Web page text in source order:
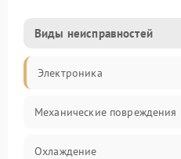
Виды неисправностей
Электроника
Механические повреждения
Охлаждение